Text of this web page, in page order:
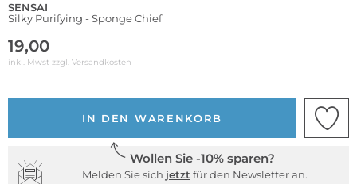
SENSAI
Silky Purifying - Sponge Chief
19,00
inkl. Mwst zzgl. Versandkosten
IN DEN WARENKORB
Wollen Sie -10% sparen?
Melden Sie sich jetzt für den Newsletter an.